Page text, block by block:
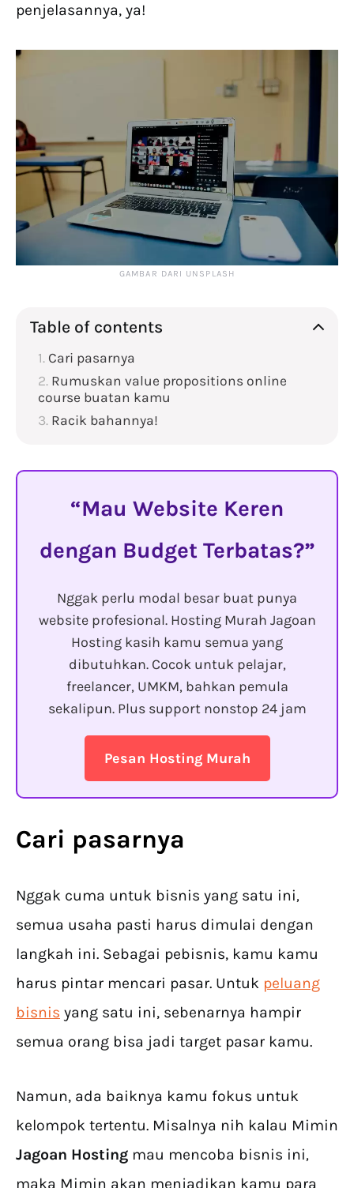
penjelasannya, ya!
GAMBAR DARI UNSPLASH
Table of contents
Cari pasarnya
Rumuskan value propositions online
course buatan kamu
Racik bahannya!
Mau Website Keren
dengan Budget Terbatas?
Nggak perlu modal besar buat punya
website profesional. Hosting Murah Jagoan
Hosting kasih kamu semua yang
dibutuhkan. Cocok untuk pelajar,
freelancer, UMKM, bahkan pemula
sekalipun. Plus support nonstop 24 jam
Pesan Hosting Murah
Cari pasarnya
Nggak cuma untuk bisnis yang satu ini,
semua usaha pasti harus dimulai dengan
langkah ini. Sebagai pebisnis, kamu kamu
harus pintar mencari pasar. Untuk peluang
bisnis yang satu ini, sebenarnya hampir
semua orang bisa jadi target pasar kamu.
Namun, ada baiknya kamu fokus untuk
kelompok tertentu. Misalnya nih kalau Mimin
Jagoan Hosting mau mencoba bisnis ini,
maka Mimin akan menjadikan kamu para